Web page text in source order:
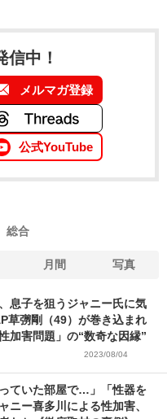
信中！
メルマガ登録
公式YouTube
総合
月間 写真
息子を狙うジャニー氏に気
草彅剛（49）が巻き込まれ
加害問題」の“数奇な因縁”
2023/08/04
っていた部屋で…」「性器を
ニー喜多川による性加害、